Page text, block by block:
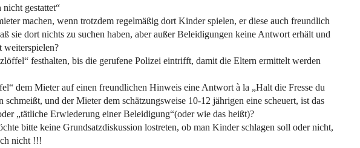
gestattet“
machen, wenn trotzdem regelmäßig dort Kinder spielen, er diese auch freundlich
sie dort nichts zu suchen haben, aber außer Beleidigungen keine Antwort erhält und
weiterspielen?
festhalten, bis die gerufene Polizei eintrifft, damit die Eltern ermittelt werden
dem Mieter auf einen freundlichen Hinweis eine Antwort à la „Halt die Fresse du
schmeißt, und der Mieter dem schätzungsweise 10-12 jährigen eine scheuert, ist das
„tätliche Erwiederung einer Beleidigung“(oder wie das heißt)?
bitte keine Grundsatzdiskussion lostreten, ob man Kinder schlagen soll oder nicht,
nicht !!!